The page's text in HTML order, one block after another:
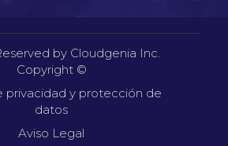
by Cloudgenia Inc.
Copyright ©
privacidad y protección de
datos
Aviso Legal